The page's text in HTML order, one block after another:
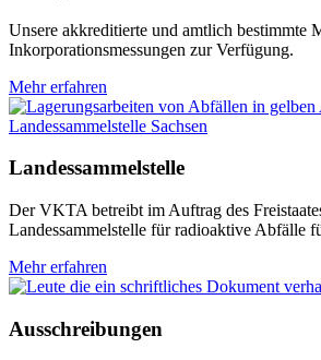
Unsere akkreditierte und amtlich bestimmte
Inkorporationsmessungen zur Verfügung.
Mehr erfahren
Landessammelstelle
Der VKTA betreibt im Auftrag des
Landessammelstelle für radioaktive Abfälle
Mehr erfahren
Ausschreibungen